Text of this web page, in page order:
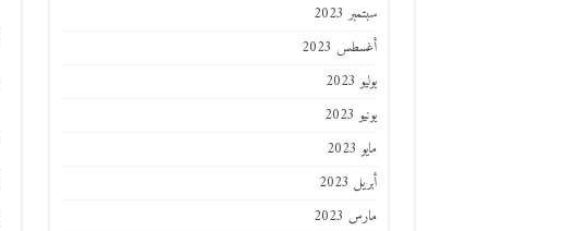
سبتمبر 2023
أغسطس 2023
يوليو 2023
يونيو 2023
مايو 2023
أبريل 2023
مارس 2023